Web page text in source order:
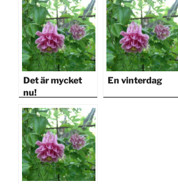
Det är mycket
nu!
En vinterdag